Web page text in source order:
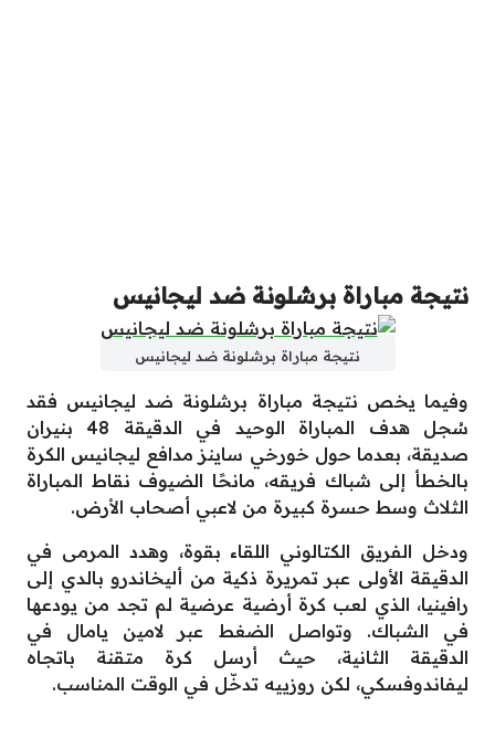
نتيجة مباراة برشلونة ضد ليجانيس
نتيجة مباراة برشلونة ضد ليجانيس
وفيما يخص نتيجة مباراة برشلونة ضد ليجانيس فقد
سُجل هدف المباراة الوحيد في الدقيقة 48 بنيران
صديقة، بعدما حول خورخي ساينز مدافع ليجانيس الكرة
بالخطأ إلى شباك فريقه، مانحًا الضيوف نقاط المباراة
الثلاث وسط حسرة كبيرة من لاعبي أصحاب الأرض.
ودخل الفريق الكتالوني اللقاء بقوة، وهدد المرمى في
الدقيقة الأولى عبر تمريرة ذكية من أليخاندرو بالدي إلى
رافينيا، الذي لعب كرة أرضية عرضية لم تجد من يودعها
في الشباك. وتواصل الضغط عبر لامين يامال في
الدقيقة الثانية، حيث أرسل كرة متقنة باتجاه
ليفاندوفسكي، لكن روزييه تدخّل في الوقت المناسب.